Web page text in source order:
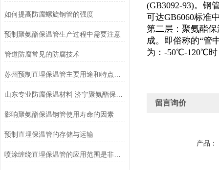
如何提高防腐螺旋钢管的强度
预制聚氨酯保温管生产过程中需要注意
管道防腐常见的防腐技术
影响聚氨酯保温钢管使用寿命的因素
预制直埋保温管的存储与运输 ​
喷涂缠绕直埋保温管的应用范围是非常广泛的
(GB3092-93)。钢
可达GB6060标准
第二层：聚氨酯
成。即俗称的“管
为：-50℃-120℃时
留言询价
产品：